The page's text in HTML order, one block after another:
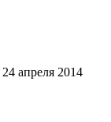
24 апреля 2014